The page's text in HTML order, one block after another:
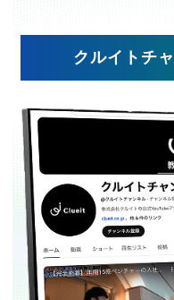
クルイトチ